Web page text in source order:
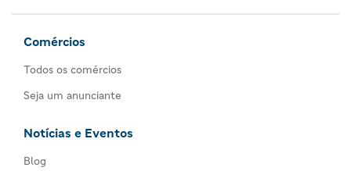
Comércios
Todos os comércios
Seja um anunciante
Notícias e Eventos
Blog